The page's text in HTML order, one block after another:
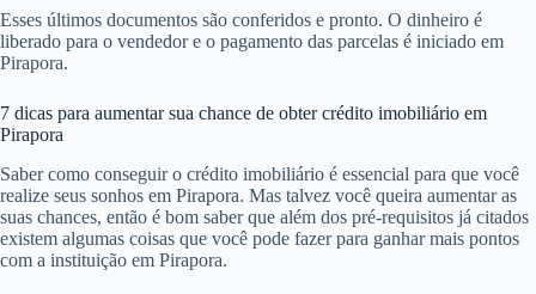
Esses últimos documentos são conferidos e pronto. O dinheiro é
liberado para o vendedor e o pagamento das parcelas é iniciado em
Pirapora.
7 dicas para aumentar sua chance de obter crédito imobiliário em
Pirapora
Saber como conseguir o crédito imobiliário é essencial para que você
realize seus sonhos em Pirapora. Mas talvez você queira aumentar as
suas chances, então é bom saber que além dos pré-requisitos já citados
existem algumas coisas que você pode fazer para ganhar mais pontos
com a instituição em Pirapora.